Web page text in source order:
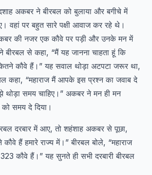
अकबर ने बीरबल को बुलाया और बगीचे में
वहां पर बहुत सारे पक्षी आवाज कर रहे थे।
की नजर एक कौवे पर पड़ी और उनके मन में
बीरबल से कहा, “मैं यह जानना चाहता हूं कि
कौवे हैं।” यह सवाल थोड़ा अटपटा जरूर था,
कहा, “महाराज मैं आपके इस प्रश्न का जवाब दे
समय चाहिए।” अकबर ने मन ही मन
समय दे दिया।
दरबार में आए, तो शहंशाह अकबर से पूछा,
कौवे हैं हमारे राज्य में।” बीरबल बोले, “महाराज
323 कौवे हैं।” यह सुनते ही सभी दरबारी बीरबल